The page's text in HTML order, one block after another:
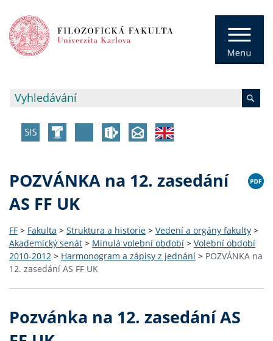
POZVÁNKA na 12. zasedání
AS FF UK
FF > Fakulta > Struktura a historie > Vedení a orgány fakulty >
Akademický senát > Minulá volební období > Volební období
2010-2012 > Harmonogram a zápisy z jednání > POZVÁNKA na
12. zasedání AS FF UK
Pozvánka na 12. zasedání AS